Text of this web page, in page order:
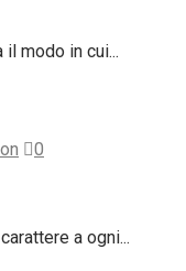
modo in cui...
0
a ogni...